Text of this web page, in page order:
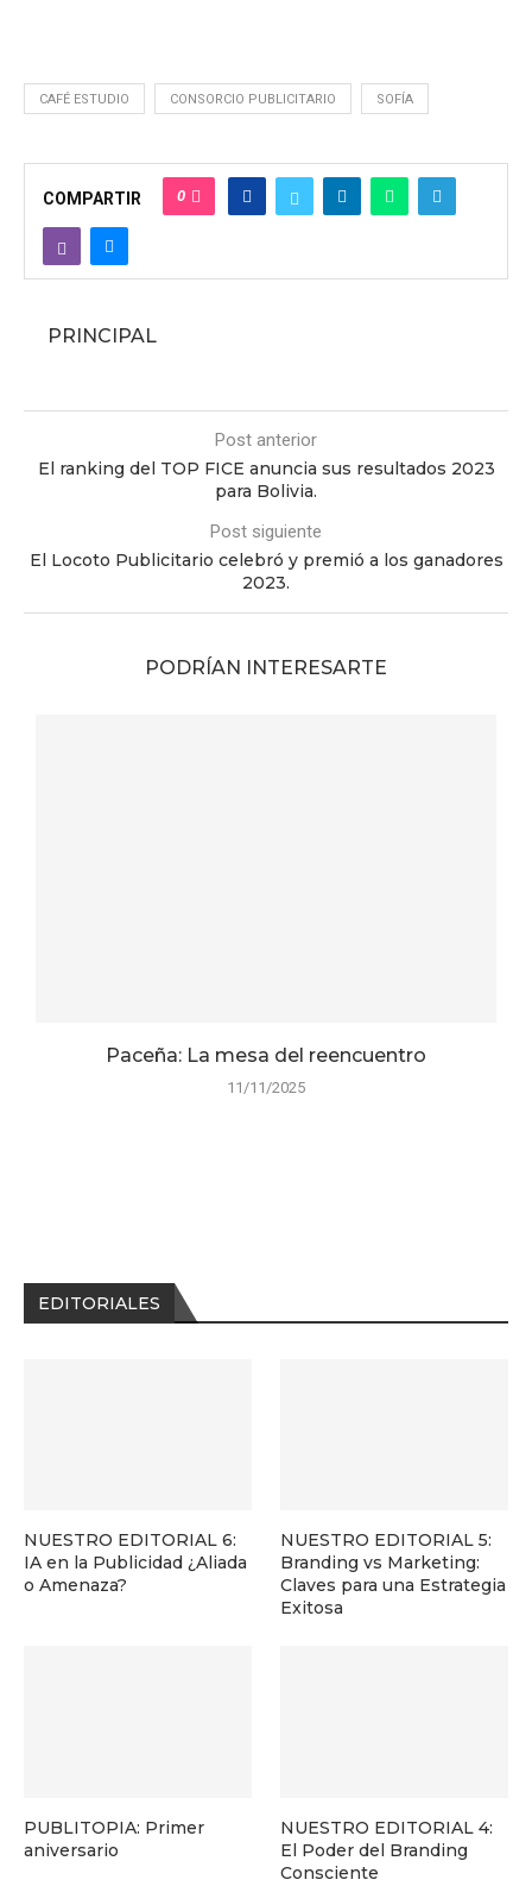
CAFÉ ESTUDIO CONSORCIO PUBLICITARIO SOFÍA
COMPARTIR 0
PRINCIPAL
Post anterior
El ranking del TOP FICE anuncia sus resultados 2023
para Bolivia.
Post siguiente
El Locoto Publicitario celebró y premió a los ganadores
2023.
PODRÍAN INTERESARTE
Paceña: La mesa del reencuentro
11/11/2025
EDITORIALES
NUESTRO EDITORIAL 6:
IA en la Publicidad ¿Aliada
o Amenaza?
NUESTRO EDITORIAL 5:
Branding vs Marketing:
Claves para una Estrategia
Exitosa
PUBLITOPIA: Primer
aniversario
NUESTRO EDITORIAL 4:
El Poder del Branding
Consciente